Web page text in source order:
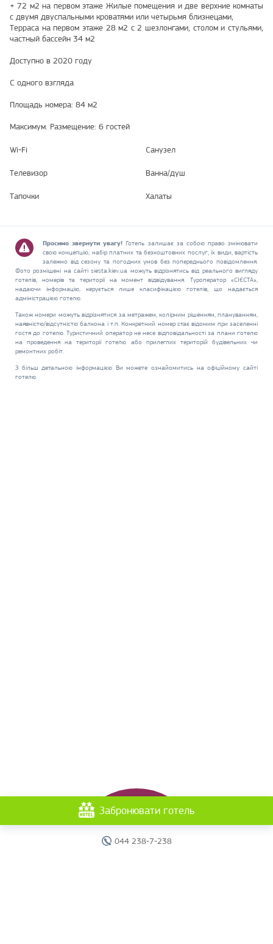
+ 72 м2 на первом этаже Жилые помещения и две верхние комнаты
с двумя двуспальными кроватями или четырьмя близнецами,
Терраса на первом этаже 28 м2 с 2 шезлонгами, столом и стульями,
частный бассейн 34 м2
Доступно в 2020 году
С одного взгляда
Площадь номера: 84 м2
Максимум. Размещение: 6 гостей
Wi-Fi Санузел
Телевизор Ванна/душ
Тапочки Халаты
Просимо звернути увагу! Готель залишає за собою право змінювати
свою концепцію, набір платних та безкоштовних послуг, їх види, вартість
залежно від сезону та погодних умов без попереднього повідомлення.
Фото розміщені на сайті siesta.kiev.ua можуть відрізнятись від реального вигляду
готелів, номерів та території на момент відвідування. Туроператор «СІЄСТА»,
надаючи інформацію, керується лише класифікацією готелів, що надається
адміністрацією готелю.
Також номери можуть відрізнятися за метражем, колірним рішенням, плануванням,
наявністю/відсутністю балкона і т.п. Конкретний номер стає відомим при заселенні
гостя до готелю. Туристичний оператор не несе відповідальності за плани готелю
на проведення на території готелю або прилеглих територій будівельних чи
ремонтних робіт.
З більш детальною інформацією Ви можете ознайомитись на офіційному сайті
готелю.
044 238-7-238
Забронювати готель